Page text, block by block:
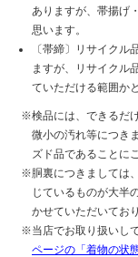
ありますが、帯揚げ
思います。
〔帯締〕リサイクル
ますが、リサイクル
ていただける範囲か
検品には、できるだ
微小の汚れ等につき
ズド品であることに
胴裏につきましては
じているものが大半
かせていただいてお
当店でお取り扱いし
ページの「着物の状